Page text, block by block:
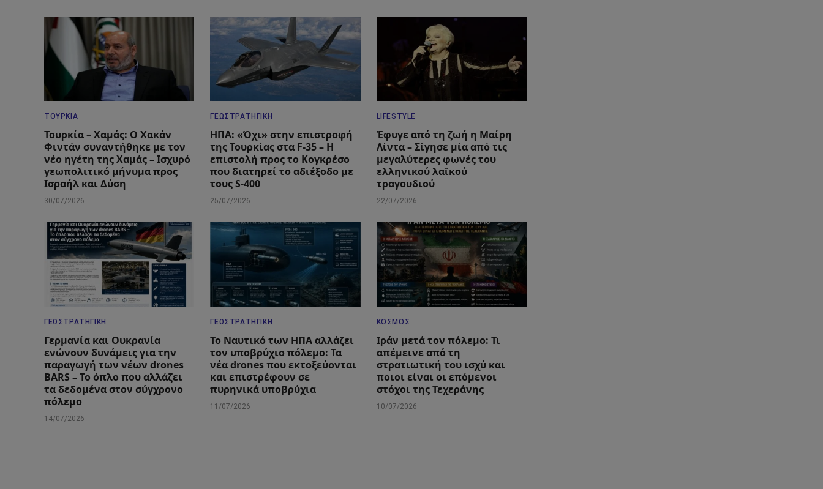
ΤΟΥΡΚΊΑ
Τουρκία – Χαμάς: Ο Χακάν
Φιντάν συναντήθηκε με τον
νέο ηγέτη της Χαμάς – Ισχυρό
γεωπολιτικό μήνυμα προς
Ισραήλ και Δύση
30/07/2026
ΓΕΩΣΤΡΑΤΗΓΙΚΉ
ΗΠΑ: «Όχι» στην επιστροφή
της Τουρκίας στα F-35 – Η
επιστολή προς το Κογκρέσο
που διατηρεί το αδιέξοδο με
τους S-400
25/07/2026
LIFESTYLE
Έφυγε από τη ζωή η Μαίρη
Λίντα – Σίγησε μία από τις
μεγαλύτερες φωνές του
ελληνικού λαϊκού
τραγουδιού
22/07/2026
ΓΕΩΣΤΡΑΤΗΓΙΚΉ
Γερμανία και Ουκρανία
ενώνουν δυνάμεις για την
παραγωγή των νέων drones
BARS – Το όπλο που αλλάζει
τα δεδομένα στον σύγχρονο
πόλεμο
14/07/2026
ΓΕΩΣΤΡΑΤΗΓΙΚΉ
Το Ναυτικό των ΗΠΑ αλλάζει
τον υποβρύχιο πόλεμο: Τα
νέα drones που εκτοξεύονται
και επιστρέφουν σε
πυρηνικά υποβρύχια
11/07/2026
ΚΌΣΜΟΣ
Ιράν μετά τον πόλεμο: Τι
απέμεινε από τη
στρατιωτική του ισχύ και
ποιοι είναι οι επόμενοι
στόχοι της Τεχεράνης
10/07/2026